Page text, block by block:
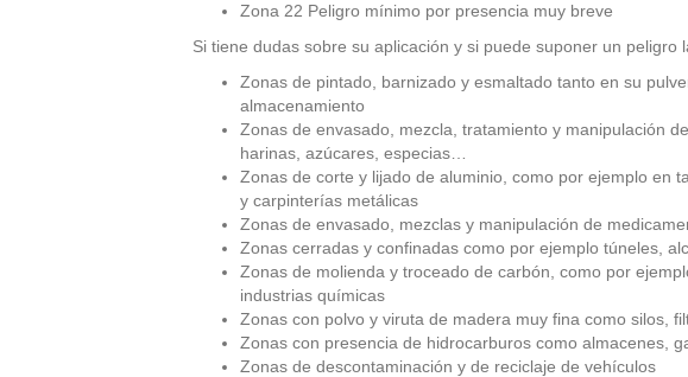
Zona 22 Peligro mínimo por presencia muy breve
Si tiene dudas sobre su aplicación y si puede suponer un peligro
Zonas de pintado, barnizado y esmaltado tanto en su
almacenamiento
Zonas de envasado, mezcla, tratamiento y manipulación
harinas, azúcares, especias…
Zonas de corte y lijado de aluminio, como por ejemplo en
y carpinterías metálicas
Zonas de envasado, mezclas y manipulación de
Zonas cerradas y confinadas como por ejemplo túneles,
Zonas de molienda y troceado de carbón, como por
industrias químicas
Zonas con polvo y viruta de madera muy fina como silos,
Zonas con presencia de hidrocarburos como almacenes,
Zonas de descontaminación y de reciclaje de vehículos